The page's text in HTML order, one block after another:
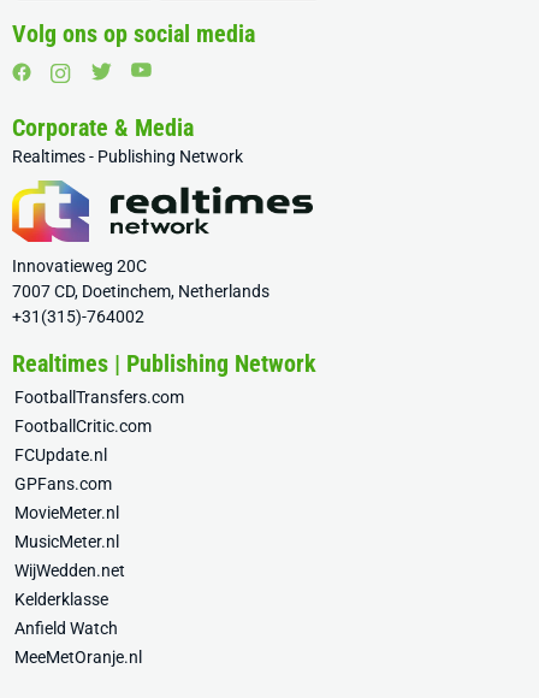
Volg ons op social media
Corporate & Media
Realtimes - Publishing Network
Innovatieweg 20C
7007 CD, Doetinchem, Netherlands
+31(315)-764002
Realtimes | Publishing Network
FootballTransfers.com
FootballCritic.com
FCUpdate.nl
GPFans.com
MovieMeter.nl
MusicMeter.nl
WijWedden.net
Kelderklasse
Anfield Watch
MeeMetOranje.nl